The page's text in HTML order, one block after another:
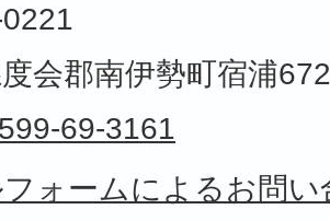
会郡南伊勢町宿浦
69-3161
フォームによるお問い